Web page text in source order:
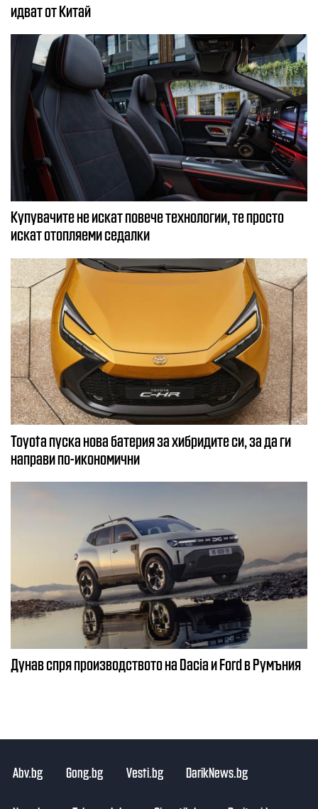
идват от Китай
Купувачите не искат повече технологии, те просто
искат отопляеми седалки
Toyota пуска нова батерия за хибридите си, за да ги
направи по-икономични
Дунав спря производството на Dacia и Ford в Румъния
Abv.bg Gong.bg Vesti.bg DarikNews.bg